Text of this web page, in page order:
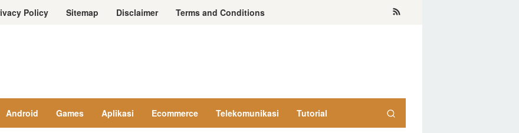
Policy Sitemap Disclaimer Terms and Conditions
Android Games Aplikasi Ecommerce Telekomunikasi Tutorial